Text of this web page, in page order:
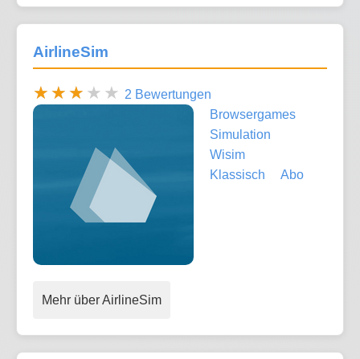
AirlineSim
2 Bewertungen
Browsergames
Simulation
Wisim
Klassisch
Abo
Mehr über AirlineSim